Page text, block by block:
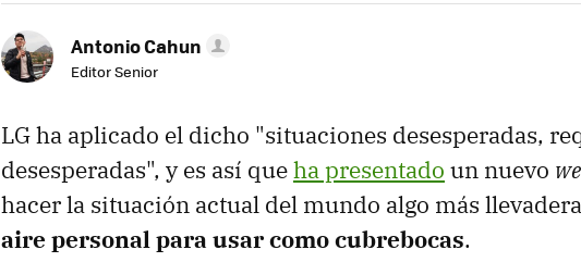
Antonio Cahun
Editor Senior
LG ha aplicado el dicho "situaciones desesperadas,
desesperadas", y es así queha presentado un nuevo
hacer la situación actual del mundo algo más
aire personal para usar como cubrebocas.